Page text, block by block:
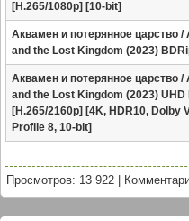
[H.265/1080p] [10-bit]
Аквамен и потерянное царство /
and the Lost Kingdom (2023)
Аквамен и потерянное царство /
and the Lost Kingdom (2023)
[H.265/2160p] [4K, HDR10, Dolby
Profile 8, 10-bit]
Просмотров: 13 922